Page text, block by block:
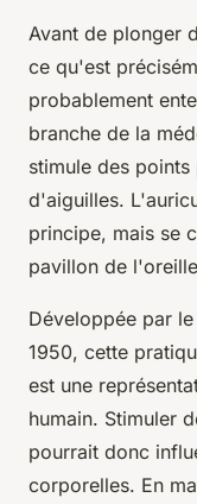
Avant de plonger
ce qu'est
probablement
branche de la
stimule des
d'aiguilles.
principe, mais se
pavillon de
Développée par
1950, cette
est une
humain. Stimuler
pourrait donc
corporelles. En